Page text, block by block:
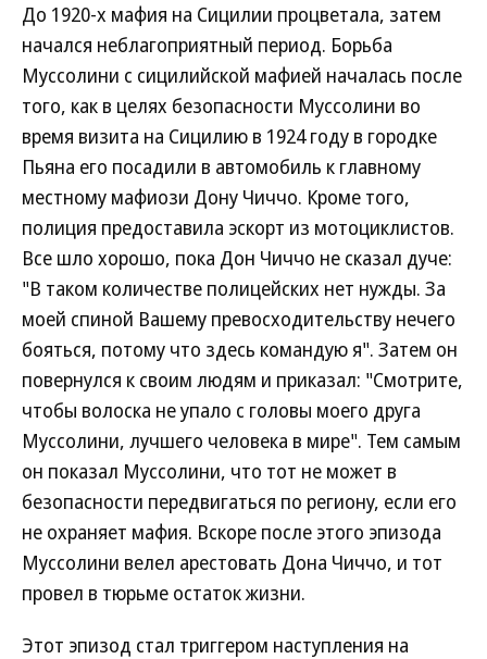
До 1920-х мафия на Сицилии процветала, затем
начался неблагоприятный период. Борьба
Муссолини с сицилийской мафией началась после
того, как в целях безопасности Муссолини во
время визита на Сицилию в 1924 году в городке
Пьяна его посадили в автомобиль к главному
местному мафиози Дону Чиччо. Кроме того,
полиция предоставила эскорт из мотоциклистов.
Все шло хорошо, пока Дон Чиччо не сказал дуче:
"В таком количестве полицейских нет нужды. За
моей спиной Вашему превосходительству нечего
бояться, потому что здесь командую я". Затем он
повернулся к своим людям и приказал: "Смотрите,
чтобы волоска не упало с головы моего друга
Муссолини, лучшего человека в мире". Тем самым
он показал Муссолини, что тот не может в
безопасности передвигаться по региону, если его
не охраняет мафия. Вскоре после этого эпизода
Муссолини велел арестовать Дона Чиччо, и тот
провел в тюрьме остаток жизни.
Этот эпизод стал триггером наступления на